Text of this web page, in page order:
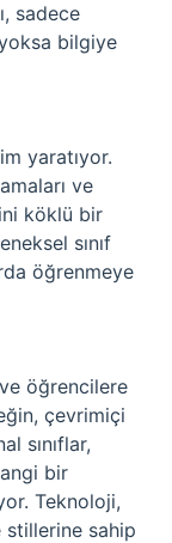
sadece
bilgiye
yaratıyor.
ve
köklü bir
sınıf
öğrenmeye
öğrencilere
çevrimiçi
sınıflar,
bir
Teknoloji,
stillerine sahip